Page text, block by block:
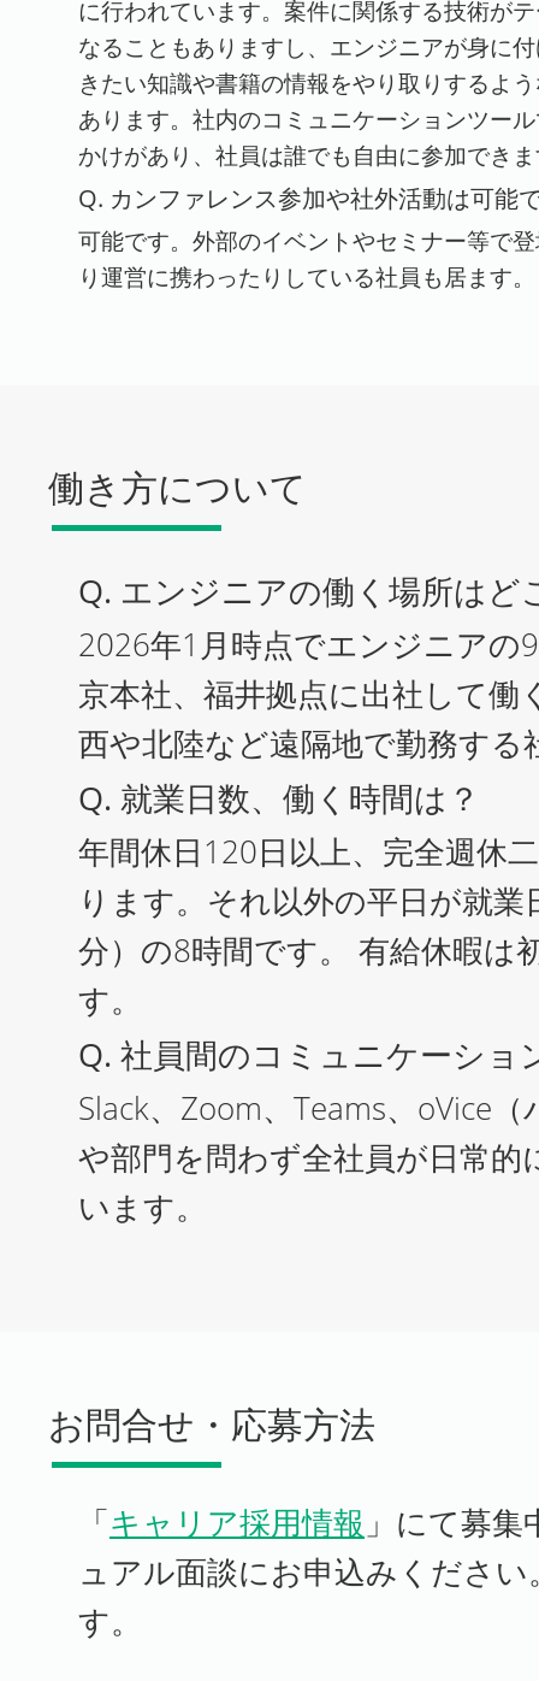
に行われています。案件に関係する技術が
なることもありますし、エンジニアが身に
きたい知識や書籍の情報をやり取りするよ
あります。社内のコミュニケーションツー
かけがあり、社員は誰でも自由に参加でき
Q. カンファレンス参加や社外活動は可能
可能です。外部のイベントやセミナー等で
り運営に携わったりしている社員も居ます。
働き方について
Q. エンジニアの働く場所はど
2026年1月時点でエンジニアの
京本社、福井拠点に出社して
西や北陸など遠隔地で勤務する
Q. 就業日数、働く時間は？
年間休日120日以上、完全週休
ります。それ以外の平日が就
分）の8時間です。 有給休暇は
す。
Q. 社員間のコミュニケーショ
Slack、Zoom、Teams、oVice
や部門を問わず全社員が日常
います。
お問合せ・応募方法
「キャリア採用情報 」にて募
ュアル面談にお申込みくださ
す。